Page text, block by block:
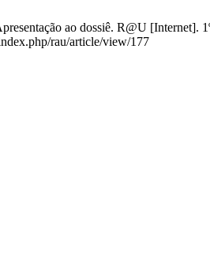
ao dossiê. R@U [Internet].
rau/article/view/177